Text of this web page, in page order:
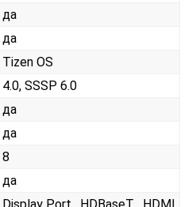
да
да
Tizen OS
4.0, SSSP 6.0
да
да
8
да